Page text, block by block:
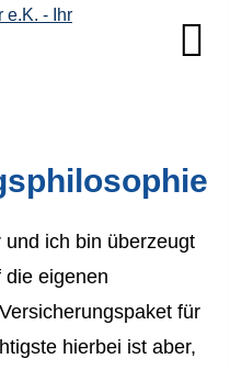
ich bin überzeugt
eigenen
für
hierbei ist aber,